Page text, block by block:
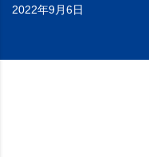
2022年9月6日